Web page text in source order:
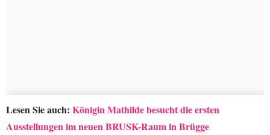
Lesen Sie auch: Königin Mathilde besucht die ersten
Ausstellungen im neuen BRUSK-Raum in Brügge